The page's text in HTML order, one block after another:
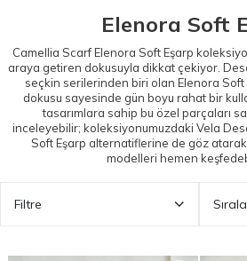
Elenora Soft
Camellia Scarf Elenora Soft Eşarp
araya getiren dokusuyla dikkat çekiyor.
seçkin serilerinden biri olan Elenora Soft
dokusu sayesinde gün boyu rahat bir
tasarımlara sahip bu özel parçaları
inceleyebilir; koleksiyonumuzdaki Vela
Soft Eşarp alternatiflerine de göz
modelleri hemen
Filtre